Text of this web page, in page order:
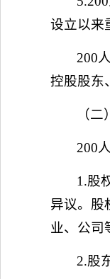
设立以来
200
控股股东
（
200
1.股
异议。股
业、公司
2.股